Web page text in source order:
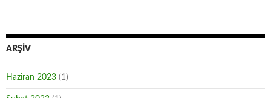
ARŞIV
Haziran 2023 (1)